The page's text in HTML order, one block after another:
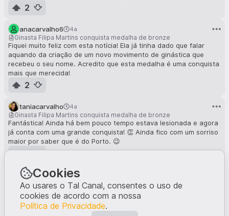
2
anacarvalho6 4a
Ginasta Filipa Martins conquista medalha de bronze
Fiquei muito feliz com esta notícia! Ela já tinha dado que falar
aquando da criação de um novo movimento de ginástica que
recebeu o seu nome. Acredito que esta medalha é uma conquista
mais que merecida!
2
taniacarvalho 4a
Ginasta Filipa Martins conquista medalha de bronze
Fantástica! Ainda há bem pouco tempo estava lesionada e agora
já conta com uma grande conquista! 👏 Ainda fico com um sorriso
maior por saber que é do Porto. 😉
2
taniacarvalho 4a
Não é só no futebol que damos cartas. Força Seleção! 💪
2
Cookies
Ao usares o Tal Canal, consentes o uso de
cookies de acordo com a nossa
Política de Privacidade.